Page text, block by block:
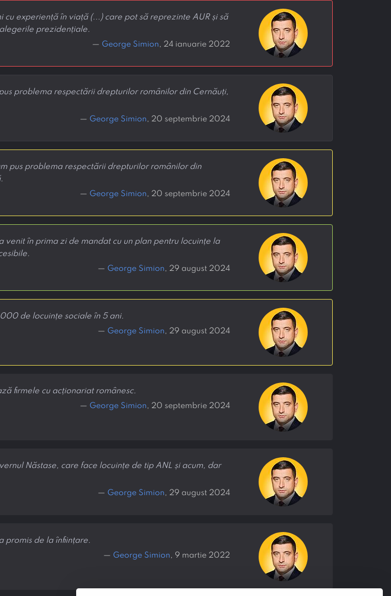
cu experiență în viață (...) care pot să reprezinte AUR și să
prezidențiale.
— George Simion, 24 ianuarie 2022
problema respectării drepturilor românilor din Cernăuți,
— George Simion, 20 septembrie 2024
pus problema respectării drepturilor românilor din
— George Simion, 20 septembrie 2024
în prima zi de mandat cu un plan pentru locuințe la
— George Simion, 29 august 2024
de locuințe sociale în 5 ani.
— George Simion, 29 august 2024
firmele cu acționariat românesc.
— George Simion, 20 septembrie 2024
Năstase, care face locuințe de tip ANL și acum, dar
— George Simion, 29 august 2024
promis de la înființare.
— George Simion, 9 martie 2022